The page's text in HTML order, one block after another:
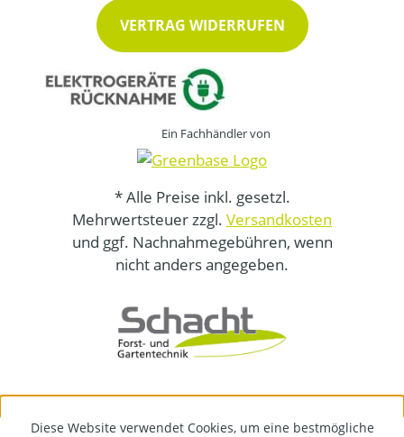
VERTRAG WIDERRUFEN
Ein Fachhändler von
* Alle Preise inkl. gesetzl.
Mehrwertsteuer zzgl. Versandkosten
und ggf. Nachnahmegebühren, wenn
nicht anders angegeben.
Diese Website verwendet Cookies, um eine bestmögliche